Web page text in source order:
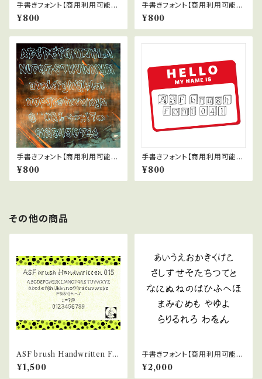
手書きフォント【商用利用可能】0
47
¥800
手書きフォント【商用利用可能】0
32
¥800
手書きフォント【商用利用可能】0
45
¥800
手書きフォント【商用利用可能】0
41
¥800
その他の商品
ASF brush Handwritten Fo
nt 015
¥1,500
手書きフォント【商用利用可能】0
39
¥2,000